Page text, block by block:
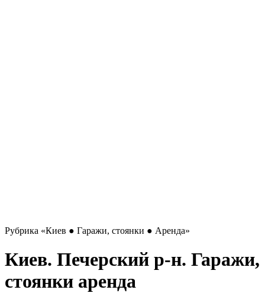
Рубрика «Киев ● Гаражи, стоянки ● Аренда»
Киев. Печерский р-н. Гаражи,
стоянки аренда